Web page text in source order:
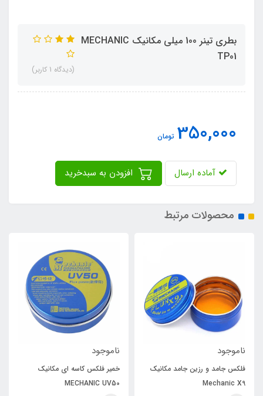
بطری تینر 100 میلی مکانیک MECHANIC
TP01
(دیدگاه 1 کاربر)
350,000 تومان
آماده ارسال
محصولات مرتبط
ناموجود
فلکس جامد و رزین جامد مکانیک
Mechanic X9
ناموجود
خمیر فلکس کاسه ای مکانیک
MECHANIC UV50